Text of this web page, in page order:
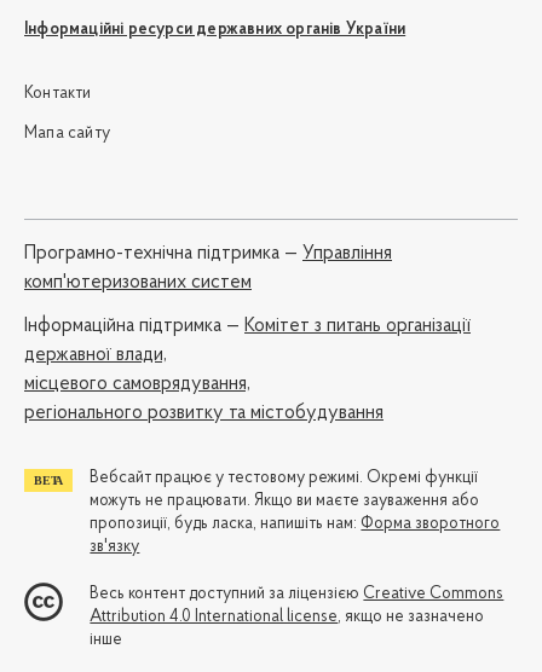
Інформаційні ресурси державних органів України
Контакти
Мапа сайту
Програмно-технічна підтримка — Управління
комп'ютеризованих систем
Iнформаційна підтримка — Комітет з питань організації
державної влади,
місцевого самоврядування,
регіонального розвитку та містобудування
Вебсайт працює у тестовому режимі. Окремі функції
можуть не працювати. Якщо ви маєте зауваження або
пропозиції, будь ласка, напишіть нам: Форма зворотного
зв'язку
Весь контент доступний за ліцензією Creative Commons
Attribution 4.0 International license, якщо не зазначено
інше